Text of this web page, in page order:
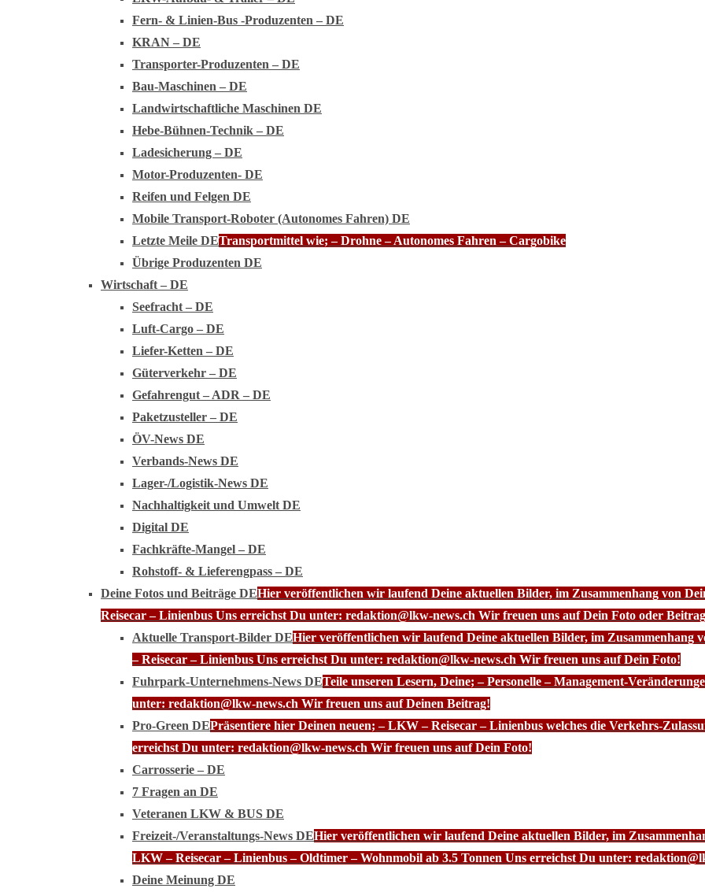
Fern- & Linien-Bus -Produzenten – DE
KRAN – DE
Transporter-Produzenten – DE
Bau-Maschinen – DE
Landwirtschaftliche Maschinen DE
Hebe-Bühnen-Technik – DE
Ladesicherung – DE
Motor-Produzenten- DE
Reifen und Felgen DE
Mobile Transport-Roboter (Autonomes Fahren) DE
Letzte Meile DETransportmittel wie; – Drohne – Autonomes Fahren – Cargobike
Übrige Produzenten DE
Wirtschaft – DE
Seefracht – DE
Luft-Cargo – DE
Liefer-Ketten – DE
Güterverkehr – DE
Gefahrengut – ADR – DE
Paketzusteller – DE
ÖV-News DE
Verbands-News DE
Lager-/Logistik-News DE
Nachhaltigkeit und Umwelt DE
Digital DE
Fachkräfte-Mangel – DE
Rohstoff- & Lieferengpass – DE
Deine Fotos und Beiträge DEHier veröffentlichen wir laufend Deine aktuellen Bilder, im Zusammenhang von
Reisecar – Linienbus Uns erreichst Du unter: redaktion@lkw-news.ch Wir freuen uns auf Dein Foto oder
Aktuelle Transport-Bilder DEHier veröffentlichen wir laufend Deine aktuellen Bilder, im
– Reisecar – Linienbus Uns erreichst Du unter: redaktion@lkw-news.ch Wir freuen uns auf Dein Foto!
Fuhrpark-Unternehmens-News DETeile unseren Lesern, Deine; – Personelle – Management-
unter: redaktion@lkw-news.ch Wir freuen uns auf Deinen Beitrag!
Pro-Green DEPräsentiere hier Deinen neuen; – LKW – Reisecar – Linienbus welches die Verkehrs-
erreichst Du unter: redaktion@lkw-news.ch Wir freuen uns auf Dein Foto!
Carrosserie – DE
7 Fragen an DE
Veteranen LKW & BUS DE
Freizeit-/Veranstaltungs-News DEHier veröffentlichen wir laufend Deine aktuellen Bilder, im
LKW – Reisecar – Linienbus – Oldtimer – Wohnmobil ab 3.5 Tonnen Uns erreichst Du unter:
Deine Meinung DE